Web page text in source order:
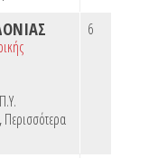
Π.Υ.
,Περισσότερα
6